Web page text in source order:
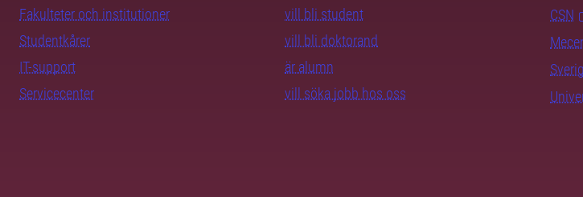
Fakulteter och institutioner
Studentkårer
IT-support
Servicecenter
vill bli student
vill bli doktorand
är alumn
vill söka jobb hos oss
CSN